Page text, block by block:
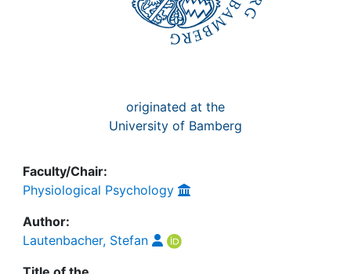
originated at the
University of Bamberg
Faculty/Chair:
Physiological Psychology
Author:
Lautenbacher, Stefan